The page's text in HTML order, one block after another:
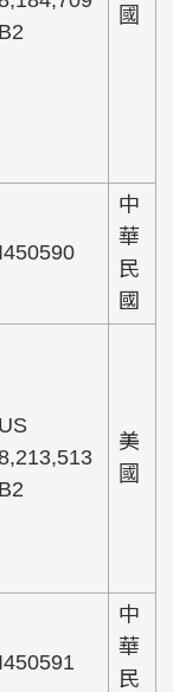
B2
國
I450590
中
華
民
國
US
B2
美
國
I450591
中
華
民